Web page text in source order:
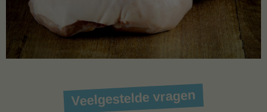
Veelgestelde vragen